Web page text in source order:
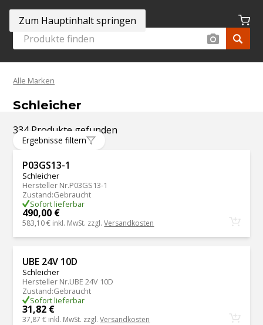
Zum Hauptinhalt springen
Alle Marken
Schleicher
334 Produkte gefunden
Ergebnisse filtern
P03GS13-1
Schleicher
Hersteller Nr.P03GS13-1
Zustand:Gebraucht
Sofort lieferbar
490,00 €
583,10 € inkl. MwSt. zzgl.Versandkosten
UBE 24V 10D
Schleicher
Hersteller Nr.UBE 24V 10D
Zustand:Gebraucht
Sofort lieferbar
31,82 €
37,87 € inkl. MwSt. zzgl.Versandkosten